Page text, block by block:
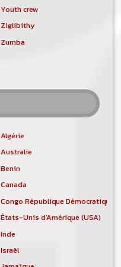
Youth crew
Ziglibithy
Zumba
Algérie
Australie
Benin
Canada
Congo République Démocratique
États-Unis d'Amérique (USA)
Inde
Israël